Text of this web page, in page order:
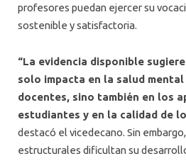
profesores puedan ejercer su
sostenible y satisfactoria.
“La evidencia disponible
solo impacta en la salud
docentes, sino también en los
estudiantes y en la calidad de
destacó el vicedecano. Sin
estructurales dificultan su